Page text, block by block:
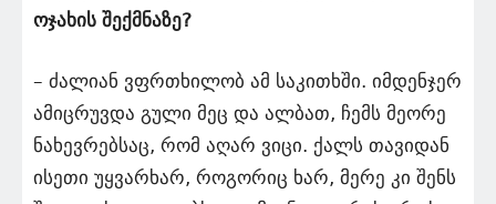
ოჯახის შექმნაზე?
– ძალიან ვფრთხილობ ამ საკითხში. იმდენჯერ
ამიცრუვდა გული მეც და ალბათ, ჩემს მეორე
ნახევრებსაც, რომ აღარ ვიცი. ქალს თავიდან
ისეთი უყვარხარ, როგორიც ხარ, მერე კი შენს